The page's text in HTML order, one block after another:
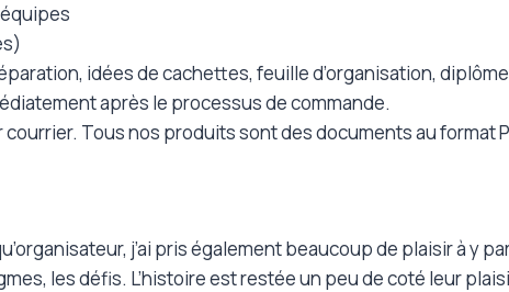
idées de cachettes, feuille d’organisation,
après le processus de commande.
Tous nos produits sont des documents au format
j’ai pris également beaucoup de plaisir à y
les défis. L’histoire est restée un peu de coté leur